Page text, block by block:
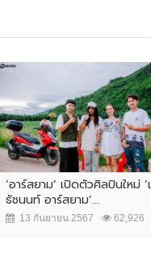
‘อาร์สยาม’ เปิดตัวศิลปินใหม่
ธัชนนท์ อาร์สยาม’...
13 กันยายน 2567 62,926